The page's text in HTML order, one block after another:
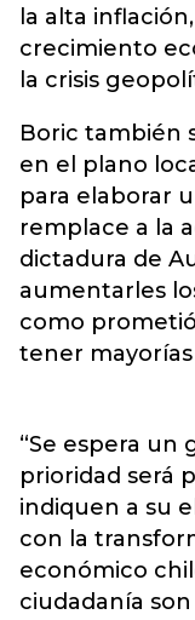
la alta
crecimiento
la crisis
Boric también
en el plano
para elaborar
remplace a la
dictadura de
aumentarles
como
tener
“Se espera un
prioridad será
indiquen a su
con la
económico
ciudadanía